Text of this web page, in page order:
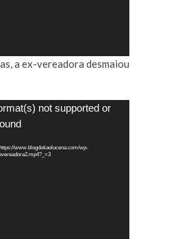
a ex-vereadora desmaiou
not supported or
www.blogdotiaolucena.com/wp-